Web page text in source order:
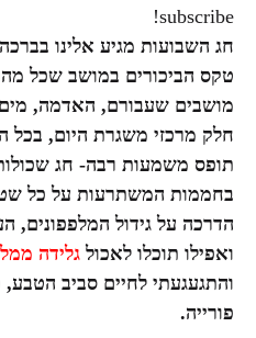
subscribe!
חג השבועות מגיע אלינו
טקס הביכורים במושב שכל
מושבים שעבורם, האדמה,
חלק מרכזי משגרת היום, בכל
תופס משמעות רבה- חג
בחממות המשתרעות על כל
הדרכה על גידול המלפפונים,
ואפילו תוכלו לאכול גלידה
והתגעגעתי לחיים סביב
פורייה.